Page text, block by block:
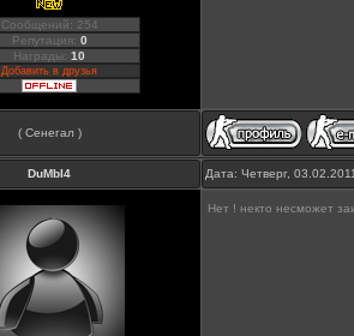
Сообщений: 254
Репутация: 0
Награды:10
Добавить в друзья
( Сенегал )
DuMbI4 Дата: Четверг,
Нет ! некто несможет